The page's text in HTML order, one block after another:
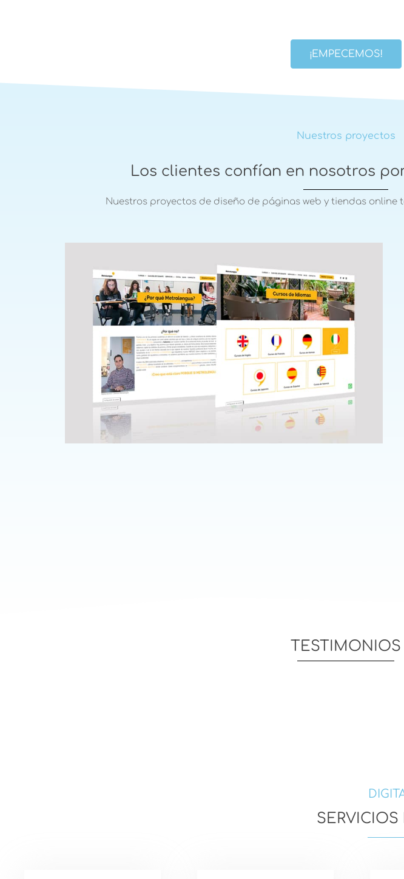
¡EMPECEMOS!
Nuestros proyectos
Los clientes confían en nosotros
Nuestros proyectos de diseño de páginas web y tiendas
TESTIMONIOS
SERVICIOS